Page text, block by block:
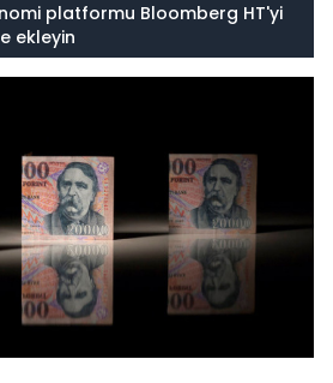
platformu Bloomberg HT'yi
ekleyin